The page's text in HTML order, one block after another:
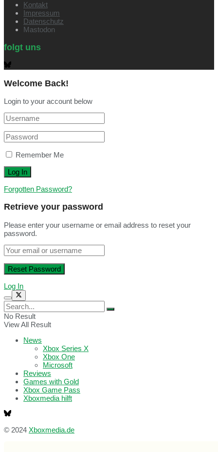
Kontakt
Impressum
Datenschutz
Mastodon
folgt uns
Welcome Back!
Login to your account below
Remember Me
Forgotten Password?
Retrieve your password
Please enter your username or email address to reset your
password.
Log In
No Result
View All Result
News
Xbox Series X
Xbox One
Microsoft
Reviews
Games with Gold
Xbox Game Pass
Xboxmedia hilft
© 2024 Xboxmedia.de